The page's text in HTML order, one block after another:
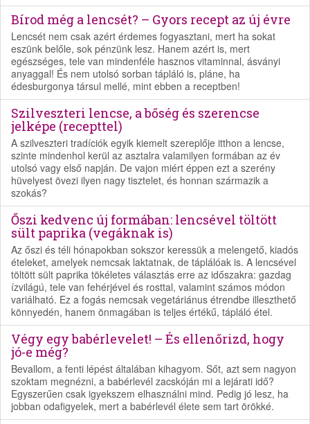
Bírod még a lencsét? – Gyors recept az új évre
Lencsét nem csak azért érdemes fogyasztani, mert ha sokat
eszünk belőle, sok pénzünk lesz. Hanem azért is, mert
egészséges, tele van mindenféle hasznos vitaminnal, ásványi
anyaggal! És nem utolsó sorban tápláló is, pláne, ha
édesburgonya társul mellé, mint ebben a receptben!
Szilveszteri lencse, a bőség és szerencse
jelképe (recepttel)
A szilveszteri tradíciók egyik kiemelt szereplője itthon a lencse,
szinte mindenhol kerül az asztalra valamilyen formában az év
utolsó vagy első napján. De vajon miért éppen ezt a szerény
hüvelyest övezi ilyen nagy tisztelet, és honnan származik a
szokás?
Őszi kedvenc új formában: lencsével töltött
sült paprika (vegáknak is)
Az őszi és téli hónapokban sokszor keressük a melengető, kiadós
ételeket, amelyek nemcsak laktatnak, de táplálóak is. A lencsével
töltött sült paprika tökéletes választás erre az időszakra: gazdag
ízvilágú, tele van fehérjével és rosttal, valamint számos módon
variálható. Ez a fogás nemcsak vegetáriánus étrendbe illeszthető
könnyedén, hanem önmagában is teljes értékű, tápláló étel.
Végy egy babérlevelet! – És ellenőrizd, hogy
jó-e még?
Bevallom, a fenti lépést általában kihagyom. Sőt, azt sem nagyon
szoktam megnézni, a babérlevél zacskóján mi a lejárati idő?
Egyszerűen csak igyekszem elhasználni mind. Pedig jó lesz, ha
jobban odafigyelek, mert a babérlevél élete sem tart örökké.